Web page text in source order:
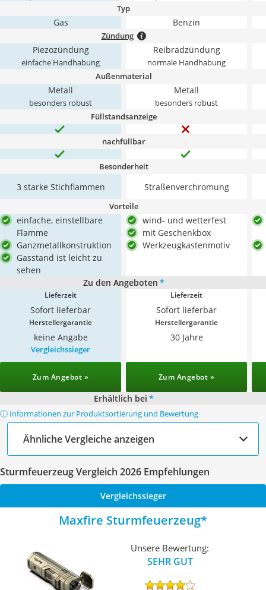
Typ
Gas Benzin
Zündung
Piezozündung
einfache Handhabung
Reibradzündung
normale Handhabung
Außenmaterial
Metall
besonders robust
Metall
besonders robust
Füllstandsanzeige
nachfüllbar
Besonderheit
3 starke Stichflammen Straßenverchromung
Vorteile
einfache, einstellbare
Flamme
Ganzmetallkonstruktion
Gasstand ist leicht zu
sehen
wind- und wetterfest
mit Geschenkbox
Werkzeugkastenmotiv
Zu den Angeboten *
Lieferzeit
Sofort lieferbar
Lieferzeit
Sofort lieferbar
Herstellergarantie
keine Angabe
Herstellergarantie
30 Jahre
Vergleichssieger
Zum Angebot » Zum Angebot »
Erhältlich bei *
ⓘ Informationen zur Produktsortierung und Bewertung
Ähnliche Vergleiche anzeigen
Sturmfeuerzeug Vergleich 2026 Empfehlungen
Vergleichssieger
Maxfire Sturmfeuerzeug
Unsere Bewertung:
SEHR GUT